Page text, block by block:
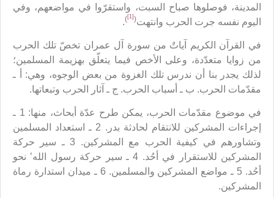
المدينة، فوصلوها صباح السبت، واستقرّوا في مواضعهم، وفي
اليوم نفسه جرت الحرب وانتهت(
[1]
)
.
في القرآن الكريم آياتٌ من سورة آل عمران تخصّ تلك الحرب
من زوايا متعدّدة، وعلى الأخص فيما يتعلّق بهزيمة المسلمين؛
لذلك يجدر بنا أن ندرس تلك الغزوة من بعض الوجوه، وهي: أ ـ
مقدّمات الحرب. ب ـ أسباب الحرب. ج ـ آثار الحرب وتبعاتها.
في موضوع مقدّمات الحرب، يمكن طرح عدّة أبحاث، منها: 1 ـ
إجراءات المشركين للانتقام لحادثة بدر. 2 ـ استعداد المسلمين
وتشاورهم في كيفية الحرب مع المشركين. 3 ـ سير حركة
المشركين للاستقرار في أحُد. 4 ـ سير حركة رسول الله’ نحو
أحُد. 5 ـ مواضع المشركين والمسلمين. 6 ـ ميدان استدارة رماة
المشركين.